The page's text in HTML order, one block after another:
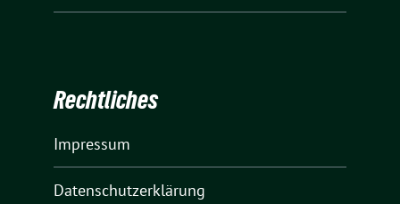
Rechtliches
Impressum
Datenschutzerklärung